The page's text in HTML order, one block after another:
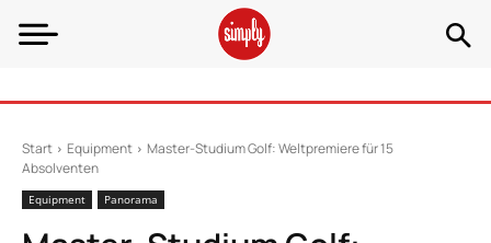
Start Equipment
Master-Studium Golf: Weltpremiere für 15
Absolventen
Equipment Panorama